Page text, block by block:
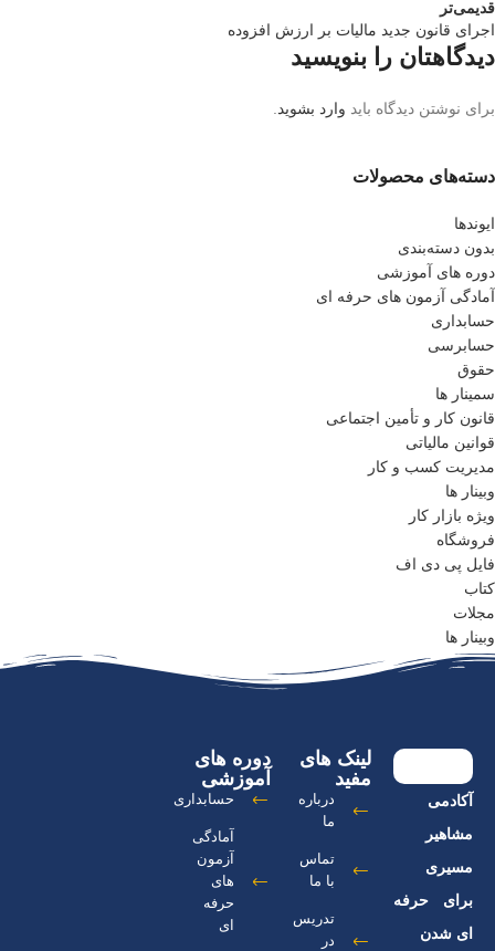
قدیمی‌تر
اجرای قانون جدید مالیات بر ارزش افزوده
دیدگاهتان را بنویسید
برای نوشتن دیدگاه باید وارد بشوید.
دسته‌های محصولات
ایوندها
بدون دسته‌بندی
دوره های آموزشی
آمادگی آزمون های حرفه ای
حسابداری
حسابرسی
حقوق
سمینار ها
قانون کار و تأمین اجتماعی
قوانین مالیاتی
مدیریت کسب و کار
وبینار ها
ویژه بازار کار
فروشگاه
فایل پی دی اف
کتاب
مجلات
وبینار ها
آکادمی
مشاهیر
مسیری
برای حرفه
ای شدن
لینک های
مفید
درباره
ما
تماس
با ما
تدریس
در
دوره های
آموزشی
حسابداری
آمادگی
آزمون
های
حرفه
ای